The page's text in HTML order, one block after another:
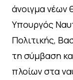
άνοιγμα νέων
Υπουργός
Πολιτικής,
τη σύμβαση
πλοίων στα